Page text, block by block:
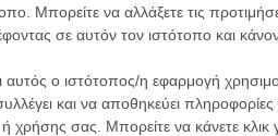
Μπορείτε να αλλάξετε τις
σε αυτόν τον ιστότοπο και
ο ιστότοπος/η εφαρμογή
και να αποθηκεύει
χρήσης σας. Μπορείτε να κάνετε κλικ